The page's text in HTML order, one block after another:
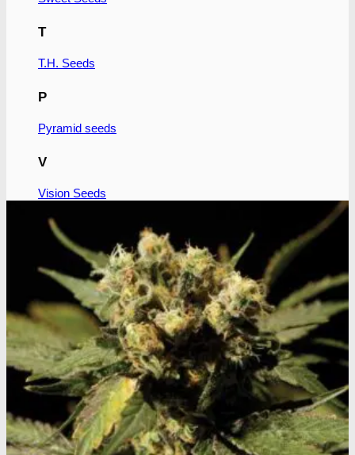
T
T.H. Seeds
P
Pyramid seeds
V
Vision Seeds
W
World of Seeds